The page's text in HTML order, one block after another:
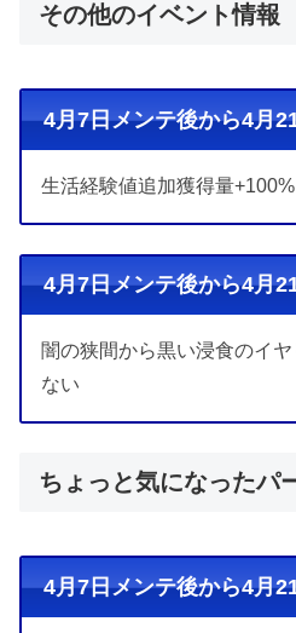
その他のイベント情報
4月7日メンテ後から4月
生活経験値追加獲得量+100%
4月7日メンテ後から4月
闇の狭間から黒い浸食のイ
ない
ちょっと気になったパ
4月7日メンテ後から4月